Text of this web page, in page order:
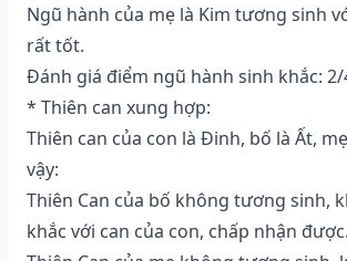
Ngũ hành của mẹ là Kim tương sinh
rất tốt.
Đánh giá điểm ngũ hành sinh khắc:
* Thiên can xung hợp:
Thiên can của con là Đinh, bố là Ất,
vậy:
Thiên Can của bố không tương sinh,
khắc với can của con, chấp nhận được.